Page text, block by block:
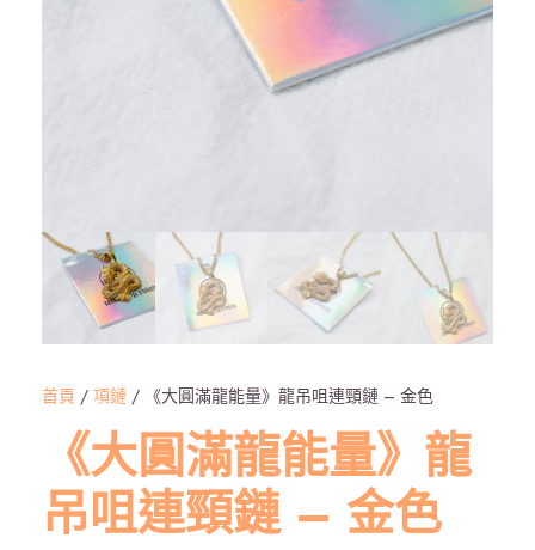
首頁 / 項鏈 / 《大圓滿龍能量》龍吊咀連頸鏈 – 金色
《大圓滿龍能量》龍
吊咀連頸鏈 – 金色